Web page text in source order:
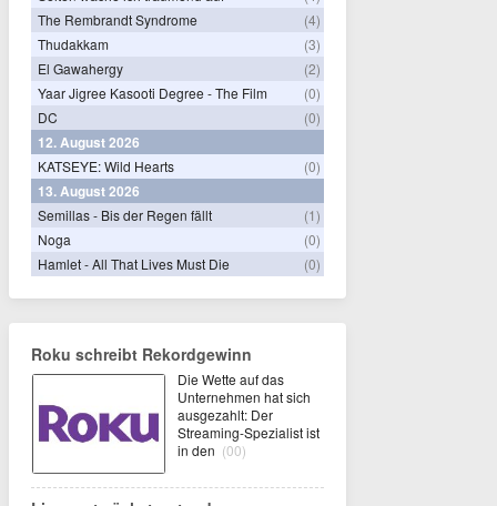
The Rembrandt Syndrome
(4)
Thudakkam
(3)
El Gawahergy
(2)
Yaar Jigree Kasooti Degree - The Film
(0)
DC
(0)
12. August 2026
KATSEYE: Wild Hearts (0)
13. August 2026
Semillas - Bis der Regen fällt
(1)
Noga
(0)
Hamlet - All That Lives Must Die
(0)
Roku schreibt Rekordgewinn
Die Wette auf das
Unternehmen hat sich
ausgezahlt: Der
Streaming-Spezialist ist
in den (00)